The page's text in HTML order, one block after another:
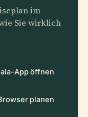
im
Sie wirklich
App öffnen
planen